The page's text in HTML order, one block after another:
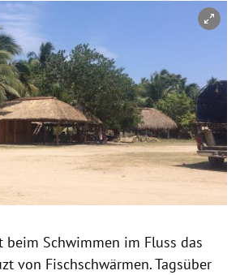
schließen
Schwimmen im Fluss das
von Fischschwärmen. Tagsüber